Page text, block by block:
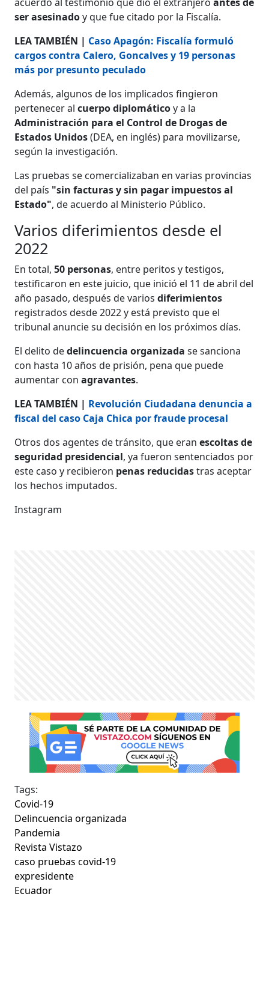
ser asesinadoy que fue citado por la Fiscalía.
LEA TAMBIÉN | Caso Apagón: Fiscalía formuló
cargos contra Calero, Goncalves y 19 personas
más por presunto peculado
Además, algunos de los implicados fingieron
pertenecer al cuerpo diplomáticoy a la
Administración para el Control de Drogas de
Estados Unidos(DEA, en inglés) para movilizarse,
según la investigación.
Las pruebas se comercializaban en varias provincias
del país "sin facturas y sin pagar impuestos al
Estado", de acuerdo al Ministerio Público.
Varios diferimientos desde el
2022
En total, 50 personas, entre peritos y testigos,
testificaron en este juicio, que inició el 11 de abril del
año pasado, después de variosdiferimientos
registrados desde 2022 y está previsto que el
tribunal anuncie su decisión en los próximos días.
El delito dedelincuencia organizada se sanciona
con hasta 10 años de prisión, pena que puede
aumentar conagravantes.
LEA TAMBIÉN | Revolución Ciudadana denuncia a
fiscal del caso Caja Chica por fraude procesal
Otros dos agentes de tránsito, que eranescoltas de
seguridad presidencial, ya fueron sentenciados por
este caso y recibieron penas reducidastras aceptar
los hechos imputados.
Instagram
Tags:
Covid-19
Delincuencia organizada
Pandemia
Revista Vistazo
caso pruebas covid-19
expresidente
Ecuador